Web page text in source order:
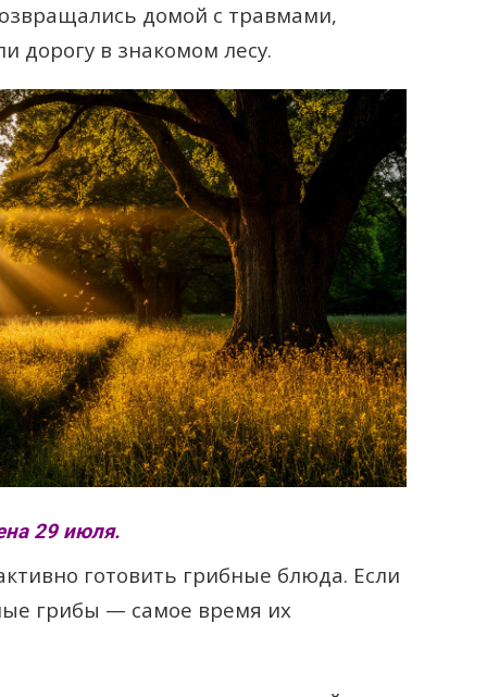
домой с травмами,
дорогу в знакомом лесу.
29 июля.
готовить грибные блюда. Если
грибы — самое время их